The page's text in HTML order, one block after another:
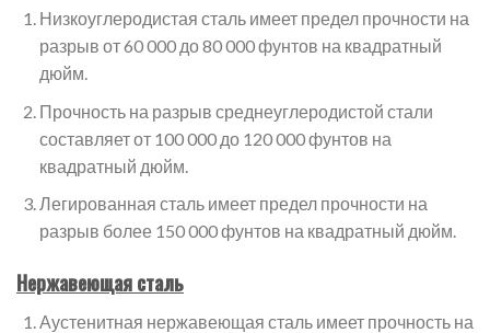
Низкоуглеродистая сталь имеет предел прочности на
разрыв от 60 000 до 80 000 фунтов на квадратный
дюйм.
Прочность на разрыв среднеуглеродистой стали
составляет от 100 000 до 120 000 фунтов на
квадратный дюйм.
Легированная сталь имеет предел прочности на
разрыв более 150 000 фунтов на квадратный дюйм.
Нержавеющая сталь
Аустенитная нержавеющая сталь имеет прочность на